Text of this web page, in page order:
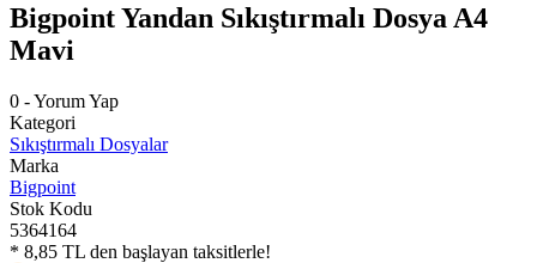
Bigpoint Yandan Sıkıştırmalı Dosya A4
Mavi
0 - Yorum Yap
Kategori
Sıkıştırmalı Dosyalar
Marka
Bigpoint
Stok Kodu
5364164
* 8,85 TL den başlayan taksitlerle!